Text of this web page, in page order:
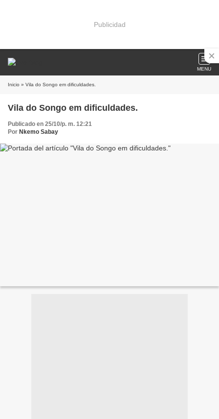
Publicidad
MENU
Inicio » Vila do Songo em dificuldades.
Vila do Songo em dificuldades.
Publicado en 25/10/p. m. 12:21
Por Nkemo Sabay